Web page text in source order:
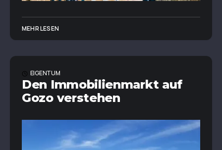
MEHR LESEN
EIGENTUM
Den Immobilienmarkt auf
Gozo verstehen